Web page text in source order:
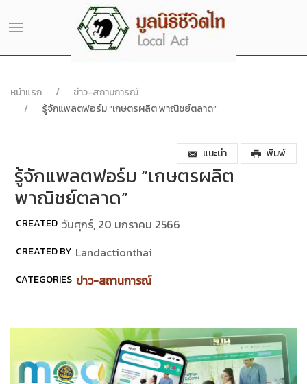
หน้าแรก
ข่าว-สถานการณ์
รู้จักแพลตฟอร์ม “เกษตรผลิต พาณิชย์ตลาด”
แนะนำ พิมพ์
รู้จักแพลตฟอร์ม “เกษตรผลิต
พาณิชย์ตลาด”
CREATED วันศุกร์, 20 มกราคม 2566
CREATED BY Landactionthai
CATEGORIES ข่าว-สถานการณ์